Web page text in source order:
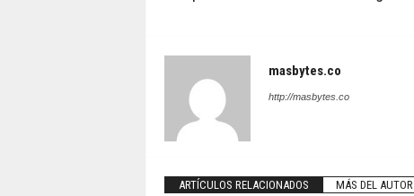
masbytes.co
http://masbytes.co
ARTÍCULOS RELACIONADOS MÁS DEL AUTOR